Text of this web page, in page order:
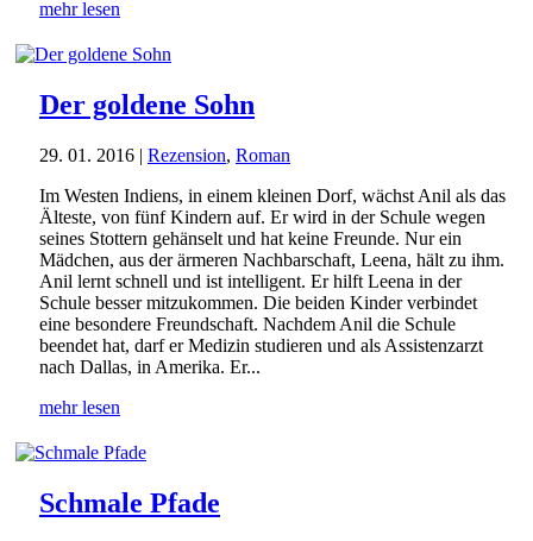
mehr lesen
Der goldene Sohn
29. 01. 2016 | Rezension, Roman
Im Westen Indiens, in einem kleinen Dorf, wächst Anil als das
Älteste, von fünf Kindern auf. Er wird in der Schule wegen
seines Stottern gehänselt und hat keine Freunde. Nur ein
Mädchen, aus der ärmeren Nachbarschaft, Leena, hält zu ihm.
Anil lernt schnell und ist intelligent. Er hilft Leena in der
Schule besser mitzukommen. Die beiden Kinder verbindet
eine besondere Freundschaft. Nachdem Anil die Schule
beendet hat, darf er Medizin studieren und als Assistenzarzt
nach Dallas, in Amerika. Er...
mehr lesen
Schmale Pfade